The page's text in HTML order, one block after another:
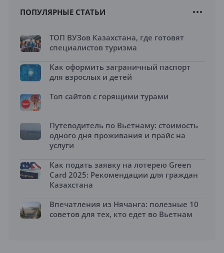
ПОПУЛЯРНЫЕ СТАТЬИ
ТОП ВУЗов Казахстана, где готовят
специалистов туризма
Как оформить заграничный паспорт
для взрослых и детей
Топ сайтов с горящими турами
Путеводитель по Вьетнаму: стоимость
одного дня проживания и прайс на
услуги
Как подать заявку на лотерею Green
Card 2025: Рекомендации для граждан
Казахстана
Впечатления из Нячанга: полезные 10
советов для тех, кто едет во Вьетнам